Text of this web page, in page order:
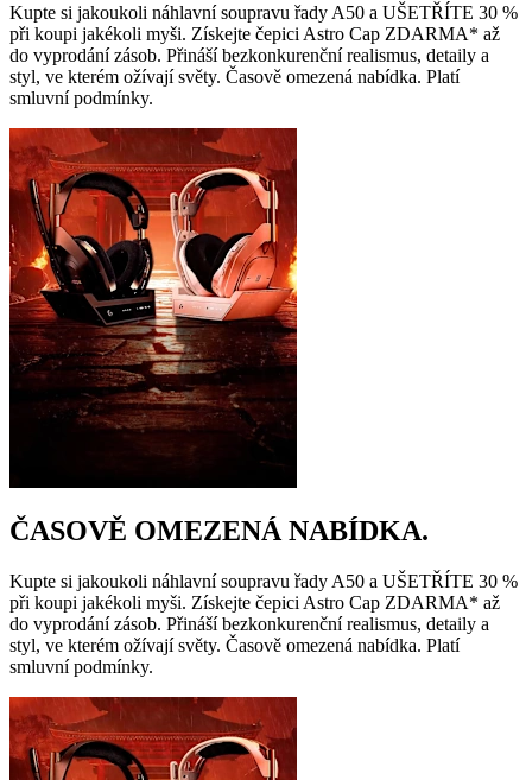
Kupte si jakoukoli náhlavní soupravu řady A50 a UŠETŘÍTE 30 %
při koupi jakékoli myši. Získejte čepici Astro Cap ZDARMA* až
do vyprodání zásob. Přináší bezkonkurenční realismus, detaily a
styl, ve kterém ožívají světy. Časově omezená nabídka. Platí
smluvní podmínky.
ČASOVĚ OMEZENÁ NABÍDKA.
Kupte si jakoukoli náhlavní soupravu řady A50 a UŠETŘÍTE 30 %
při koupi jakékoli myši. Získejte čepici Astro Cap ZDARMA* až
do vyprodání zásob. Přináší bezkonkurenční realismus, detaily a
styl, ve kterém ožívají světy. Časově omezená nabídka. Platí
smluvní podmínky.